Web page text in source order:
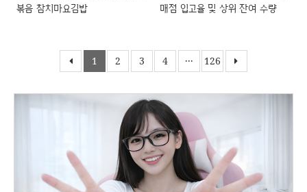
볶음 참치마요김밥
매점 입고율 및 상위 잔여 수량
1 2 3 4 ··· 126